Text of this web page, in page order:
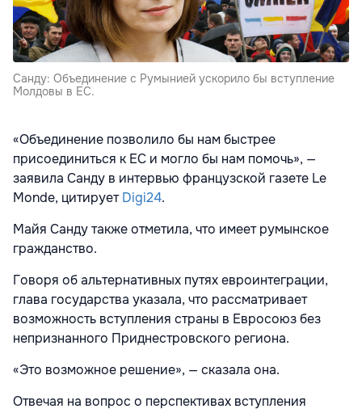
Санду: Объединение с Румынией ускорило бы вступление
Молдовы в ЕС.
«Объединение позволило бы нам быстрее
присоединиться к ЕС и могло бы нам помочь», —
заявила Санду в интервью французской газете Le
Monde, цитируетDigi24.
Майя Санду также отметила, что имеет румынское
гражданство.
Говоря об альтернативных путях евроинтеграции,
глава государства указала, что рассматривает
возможность вступления страны в Евросоюз без
непризнанного Приднестровского региона.
«Это возможное решение», — сказала она.
Отвечая на вопрос о перспективах вступления